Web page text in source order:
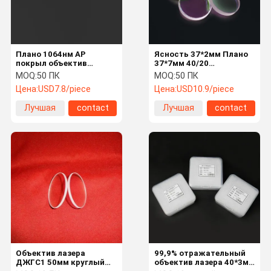
Дом Продукты
Е Фабрики
Ясность 37*2мм Плано
37*7мм 40/20
объективов лазера
оптически
MOQ:50 ПК
Цена:USD10.9/piece
Лучшая
contact
Плано 1064нм АР
покрыл объектив
лазера 22.35*4мм
оптически
MOQ:50 ПК
Цена:USD7.8/piece
Лучшая
contact
99,9% отражательный
объектив лазера 40*3мм
Объектив лазера
ДЖГС1 50мм круглый